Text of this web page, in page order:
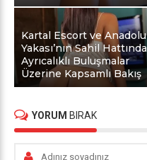
Kartal Escort ve Anadolu
Yakası’nın Sahil Hattında
Ayrıcalıklı Buluşmalar
Üzerine Kapsamlı Bakış
YORUM BIRAK